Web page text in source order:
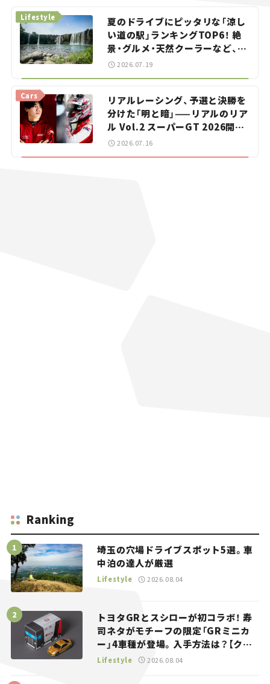
夏のドライブにピッタリな「涼し
い道の駅」ランキングTOP6！ 絶
景・グルメ・天然クーラーなど、避
暑におすすめのスポットを紹介
Lifestyle
2026.07.19
リアルレーシング、予選と決勝を
分けた「明と暗」——リアルのリア
ル Vol.2 スーパーGT 2026開幕
戦 岡山国際サーキット
Cars
2026.07.16
Ranking
埼玉の穴場ドライブスポット5選。車
中泊の達人が厳選
Lifestyle 2026.08.04
トヨタGRとスシローが初コラボ！ 寿
司ネタがモチーフの限定「GRミニカ
ー」4車種が登場。入手方法は？【クル
マとホビー】
Lifestyle 2026.08.04